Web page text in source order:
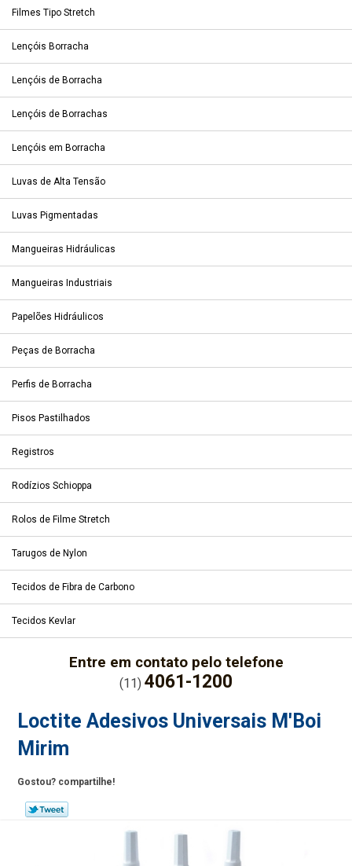
Filmes Tipo Stretch
Lençóis Borracha
Lençóis de Borracha
Lençóis de Borrachas
Lençóis em Borracha
Luvas de Alta Tensão
Luvas Pigmentadas
Mangueiras Hidráulicas
Mangueiras Industriais
Papelões Hidráulicos
Peças de Borracha
Perfis de Borracha
Pisos Pastilhados
Registros
Rodízios Schioppa
Rolos de Filme Stretch
Tarugos de Nylon
Tecidos de Fibra de Carbono
Tecidos Kevlar
Entre em contato pelo telefone
(11) 4061-1200
Loctite Adesivos Universais M'Boi
Mirim
Gostou? compartilhe!